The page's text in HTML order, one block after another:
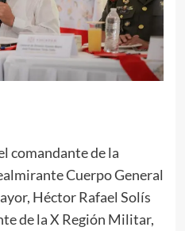
comandante de la
Cuerpo General
Héctor Rafael Solís
de la X Región Militar,